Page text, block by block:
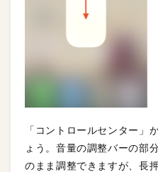
「コントロールセンター」
ょう。音量の調整バーの部
のまま調整できますが、長